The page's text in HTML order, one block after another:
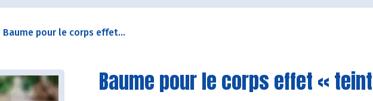
Baume pour le corps effet...
Baume pour le corps effet «